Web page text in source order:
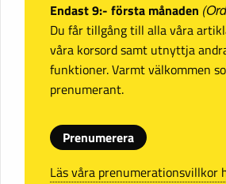
Endast 9:- första månaden
Du får tillgång till alla våra
våra korsord samt utnyttja
funktioner. Varmt välkommen
prenumerant.
Prenumerera
Läs våra prenumerationsvillkor